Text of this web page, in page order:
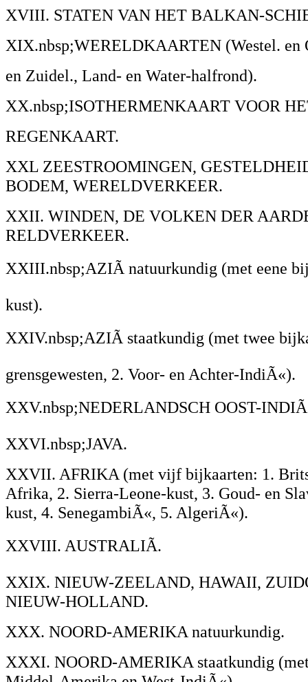
XVIII. STATEN VAN HET BALKAN-
XIX.nbsp;WERELDKAARTEN (Westel. en
en Zuidel., Land- en Water-halfrond).
XX.nbsp;ISOTHERMENKAART VOOR
REGENKAART.
XXL ZEESTROOMINGEN,
BODEM, WERELDVERKEER.
XXII. WINDEN, DE VOLKEN DER
RELDVERKEER.
XXIII.nbsp;AZIÃ natuurkundig (met eene
kust).
XXIV.nbsp;AZIÃ staatkundig (met twee
grensgewesten, 2. Voor- en Achter-IndiÃ«).
XXV.nbsp;NEDERLANDSCH OOST-
XXVI.nbsp;JAVA.
XXVII. AFRIKA (met vijf bijkaarten: 1.
Afrika, 2. Sierra-Leone-kust, 3. Goud- en
kust, 4. SenegambiÃ«, 5. AlgeriÃ«).
XXVIII. AUSTRALIÃ.
XXIX. NIEUW-ZEELAND, HAWAII,
NIEUW-HOLLAND.
XXX. NOORD-AMERIKA natuurkundig.
XXXI. NOORD-AMERIKA staatkundig